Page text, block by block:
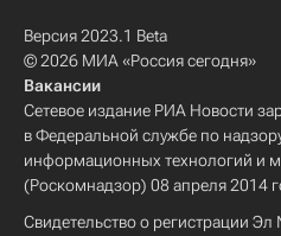
Версия 2023.1 Beta
© 2026 МИА «Россия сегодня»
Вакансии
Сетевое издание РИА Новости
в Федеральной службе по
информационных технологий и
(Роскомнадзор) 08 апреля 2014
Свидетельство о регистрации